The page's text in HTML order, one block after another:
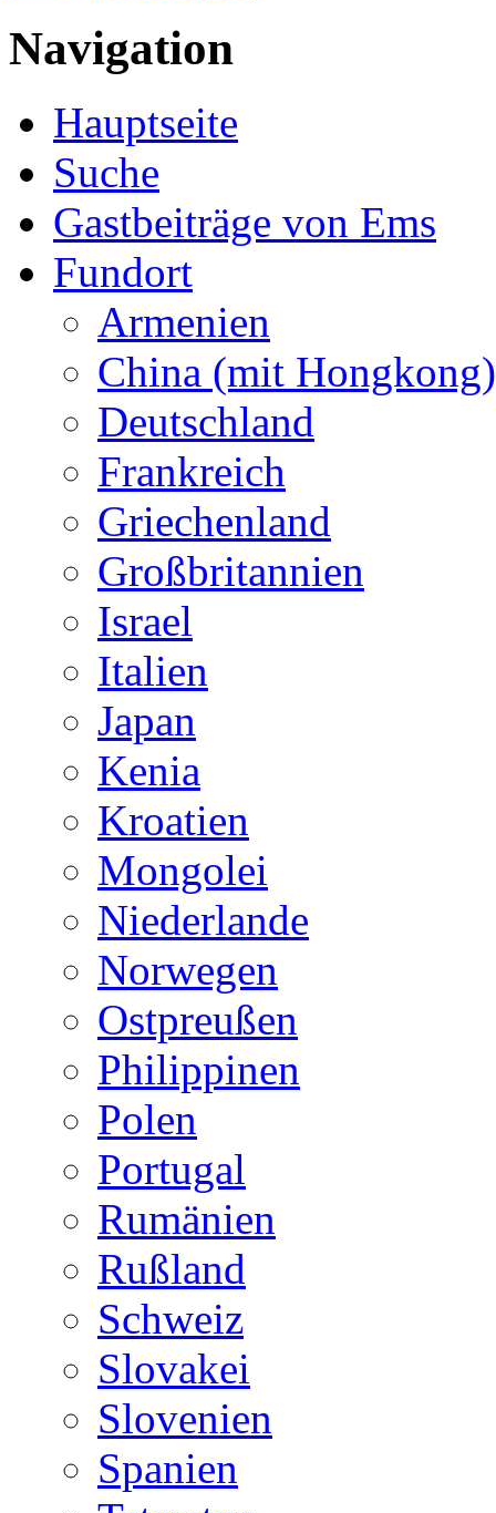
Navigation
Hauptseite
Suche
Gastbeiträge von Ems
Fundort
Armenien
China (mit Hongkong)
Deutschland
Frankreich
Griechenland
Großbritannien
Israel
Italien
Japan
Kenia
Kroatien
Mongolei
Niederlande
Norwegen
Ostpreußen
Philippinen
Polen
Portugal
Rumänien
Rußland
Schweiz
Slovakei
Slovenien
Spanien